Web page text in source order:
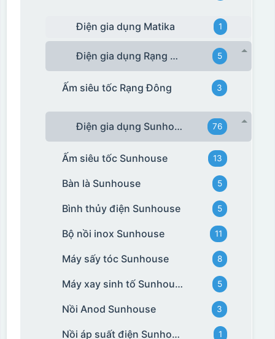
Điện gia dụng Matika 1
Điện gia dụng Rạng Đông 5
Ấm siêu tốc Rạng Đông 3
Điện gia dụng Sunhouse 76
Ấm siêu tốc Sunhouse 13
Bàn là Sunhouse 5
Bình thủy điện Sunhouse 5
Bộ nồi inox Sunhouse 11
Máy sấy tóc Sunhouse 8
Máy xay sinh tố Sunhouse 5
Nồi Anod Sunhouse 3
Nồi áp suất điện Sunhouse 1